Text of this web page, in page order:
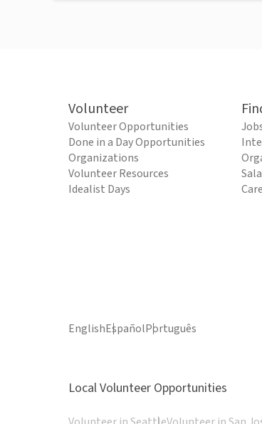
Volunteer
Volunteer Opportunities
Done in a Day Opportunities
Organizations
Volunteer Resources
Idealist Days
EnglishEspañolPortuguês
Local Volunteer Opportunities